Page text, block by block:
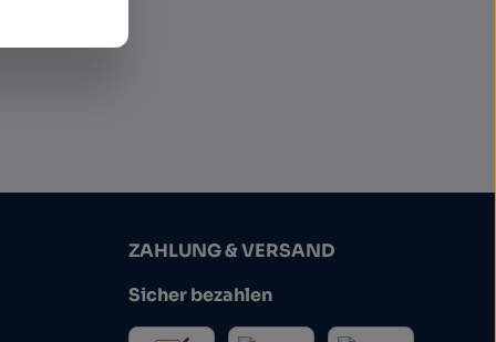
ZAHLUNG & VERSAND
Sicher bezahlen